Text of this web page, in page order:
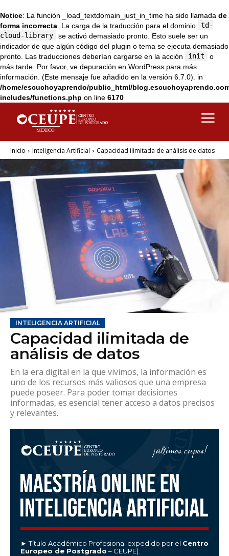
Notice: La función _load_textdomain_just_in_time ha sido llamada de
forma incorrecta . La carga de la traducción para el dominio
td-
cloud-library
se activó demasiado pronto. Esto suele ser un
indicador de que algún código del plugin o tema se ejecuta demasiado
pronto. Las traducciones deberían cargarse en la acción
init
o
más tarde. Por favor, ve depuración en WordPress para más
información. (Este mensaje fue añadido en la versión 6.7.0). in
/home/escuchoyaprendo/public_html/
includes/functions.php on line 6170
Inicio Inteligencia Artificial Capacidad ilimitada de análisis de datos
INTELIGENCIA ARTIFICIAL
Capacidad ilimitada de
análisis de datos
En la era digital en la que vivimos, la información es
uno de los recursos más valiosos que una empresa
puede poseer. Para poder tomar decisiones
informadas, es esencial tener acceso a datos precisos
y relevantes.
► Título Académico Profesional expedido por el Centro
Europeo de Postgrado – CEUPE).